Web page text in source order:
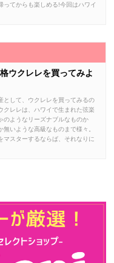
ってからも楽しめる!今回はハワイ
ウクレレを買ってみよ
として、ウクレレを買ってみるの
クレレは、ハワイで生まれた弦楽
のようなリーズナブルなものか
無いような高級なものまで様々。
マスターするならば、それなりに